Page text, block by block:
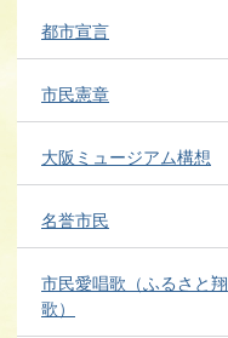
都市宣言
市民憲章
大阪ミュージアム構想
名誉市民
市民愛唱歌（ふるさと翔
歌）